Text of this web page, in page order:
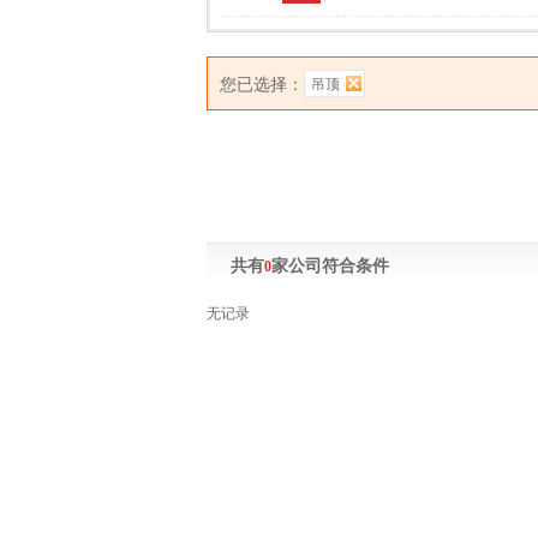
您已选择： 吊顶
共有0家公司符合条件
无记录